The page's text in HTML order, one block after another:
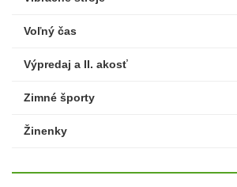
Voľný čas
Výpredaj a II. akosť
Zimné športy
Žinenky